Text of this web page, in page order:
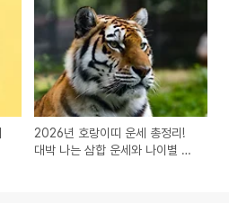
2026년 호랑이띠 운세 총정리!
대박 나는 삼합 운세와 나이별 풀